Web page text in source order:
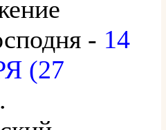
- 14
(27
.